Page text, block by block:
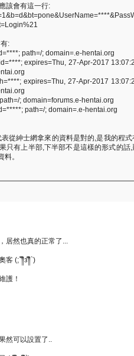
該會有這一行:
:
path=/; domain=.e-hentai.org
expires=Thu, 27-Apr-2017
expires=Thu, 27-Apr-2017
; domain=forums.e-hentai.org
path=/; domain=.e-hentai.org
從紳士網拿來的資料是對的,是我的程式
只有上半部,下半部不是這樣的形式的話,
。
居然也真的正常了...
客 (;´༎ຶз༎ຶ`)
護！
然可以設置了..